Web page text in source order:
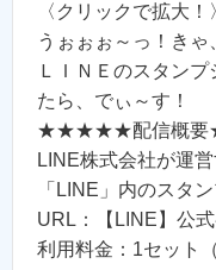
〈クリックで拡大！
うぉぉぉ～っ！きゃ
ＬＩＮＥのスタン
たら、でぃ～す！
★★★★★配信概
LINE株式会社が運
「LINE」内のスタ
URL：【LINE】公
利用料金：1セット